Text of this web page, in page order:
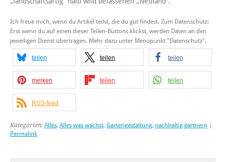
Ich freue mich, wenn du Artikel teilst, die du gut findest. Zum Datenschutz:
Erst wenn du auf einen dieser Teilen-Buttons klickst, werden Daten an den
jeweiligen Dienst übertragen. Mehr dazu unter Menüpunkt "Datenschutz".
teilen teilen teilen
merken teilen teilen
RSS-feed
Kategorien: Alles, Alles was wächst, Gartengestaltung, nachhaltig gärtnern
Permalink